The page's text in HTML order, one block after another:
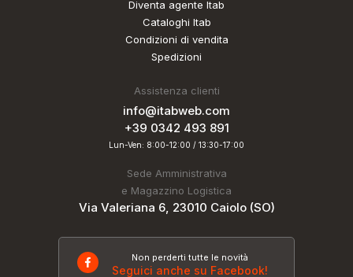
Diventa agente Itab
Cataloghi Itab
Condizioni di vendita
Spedizioni
Assistenza clienti
info@itabweb.com
+39 0342 493 891
Lun-Ven: 8:00-12:00 / 13:30-17:00
Sede Amministrativa
e Magazzino Logistica
Via Valeriana 6, 23010 Caiolo (SO)
Non perderti tutte le novità
Seguici anche su Facebook!